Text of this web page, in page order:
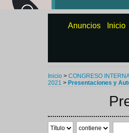
Anuncios Inicio
Inicio > CONGRESO
2021 > Presentaciones y